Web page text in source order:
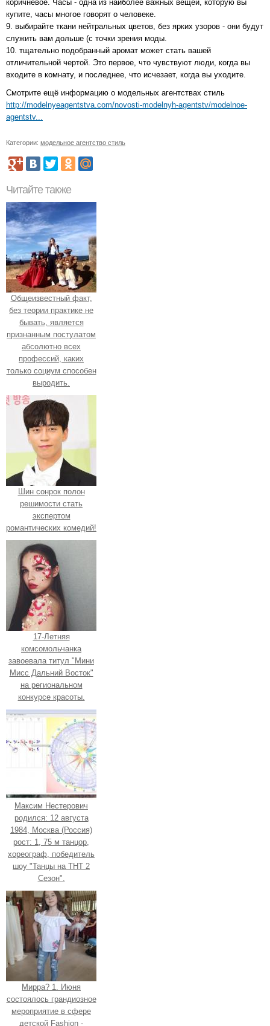
коричневое. Часы - одна из наиболее важных вещей, которую вы
купите, часы многое говорят о человеке.
9. выбирайте ткани нейтральных цветов, без ярких узоров - они будут
служить вам дольше (с точки зрения моды.
10. тщательно подобранный аромат может стать вашей
отличительной чертой. Это первое, что чувствуют люди, когда вы
входите в комнату, и последнее, что исчезает, когда вы уходите.
Смотрите ещё информацию о модельных агентствах стиль
http://modelnyeagentstva.com/novosti-modelnyh-agentstv/modelnoe-
agentstv...
Категории: модельное агентство стиль
Читайте также
Общеизвестный факт,
без теории практике не
бывать, является
признанным постулатом
абсолютно всех
профессий, каких
только социум способен
выродить.
Шин сонрок полон
решимости стать
экспертом
романтических комедий!
17-Летняя
комсомольчанка
завоевала титул "Мини
Мисс Дальний Восток"
на региональном
конкурсе красоты.
Максим Нестерович
родился: 12 августа
1984, Москва (Россия)
рост: 1, 75 м танцор,
хореограф, победитель
шоу "Танцы на ТНТ 2
Сезон".
Мирра? 1. Июня
состоялось грандиозное
мероприятие в сфере
детской Fashion -